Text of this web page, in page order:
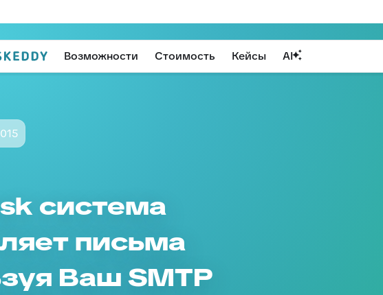
Возможности Стоимость Кейсы AI
система
письма
Ваш SMTP